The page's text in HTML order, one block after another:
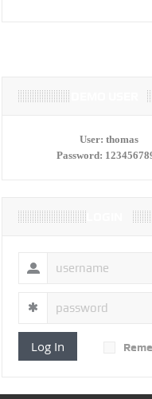
User: thomas
Password:
Log In